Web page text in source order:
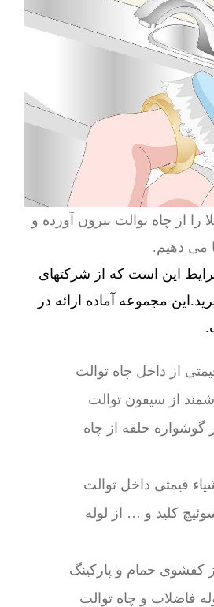
را از چاه توالت بیرون آورده و
می دهیم.
این است که از شرکتهای
مجموعه آماده ارائه در
از داخل چاه توالت
از سیفون توالت
گوشواره حلقه از چاه
قیمتی داخل توالت
کلید و … از لوله
کفشوی حمام و پارکینگ
فاضلاب و چاه توالت